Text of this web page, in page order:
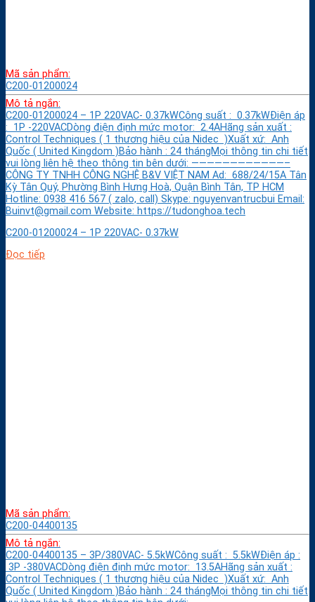
Mã sản phẩm:
C200-01200024
Mô tả ngắn:
C200-01200024 – 1P 220VAC- 0.37kWCông suất : 0.37kWĐiện áp
: 1P -220VACDòng điện định mức motor: 2.4AHãng sản xuất :
Control Techniques ( 1 thương hiệu của Nidec )Xuất xứ: Anh
Quốc ( United Kingdom )Bảo hành : 24 thángMọi thông tin chi tiết
vui lòng liên hệ theo thông tin bên dưới: ————————————–
CÔNG TY TNHH CÔNG NGHỆ B&V VIỆT NAM Ad: 688/24/15A Tân
Kỳ Tân Quý, Phường Bình Hưng Hoà, Quận Bình Tân, TP HCM
Hotline: 0938 416 567 ( zalo, call) Skype: nguyenvantrucbui Email:
Buinvt@gmail.com Website: https://tudonghoa.tech
C200-01200024 – 1P 220VAC- 0.37kW
Đọc tiếp
Mã sản phẩm:
C200-04400135
Mô tả ngắn:
C200-04400135 – 3P/380VAC- 5.5kWCông suất : 5.5kWĐiện áp :
3P -380VACDòng điện định mức motor: 13.5AHãng sản xuất :
Control Techniques ( 1 thương hiệu của Nidec )Xuất xứ: Anh
Quốc ( United Kingdom )Bảo hành : 24 thángMọi thông tin chi tiết